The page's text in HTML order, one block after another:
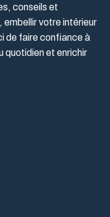
conseils et
embellir votre intérieur
de faire confiance à
quotidien et enrichir